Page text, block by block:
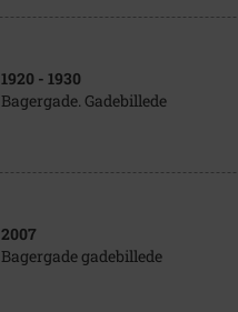
1920 - 1930
Bagergade. Gadebillede
2007
Bagergade gadebillede